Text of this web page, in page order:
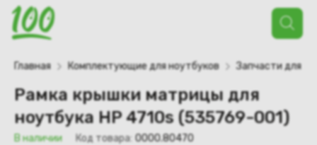
Поиск
товаров
Главная Комплектующие для ноутбуков Запчасти для
Рамка крышки матрицы для
ноутбука HP 4710s (535769-001)
В наличии Код товара: 0000.80470